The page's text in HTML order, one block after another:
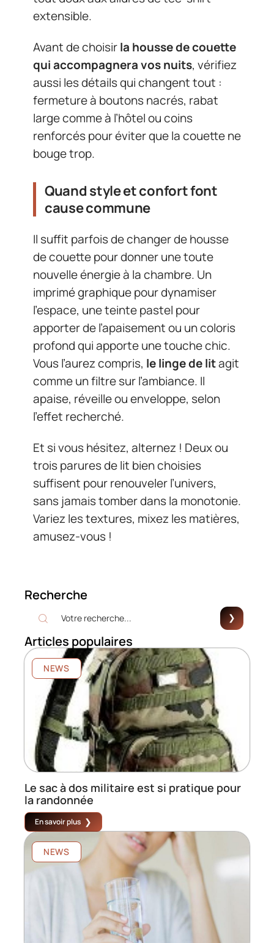
extensible.
Avant de choisirla housse de couette
qui accompagnera vos nuits, vérifiez
aussi les détails qui changent tout :
fermeture à boutons nacrés, rabat
large comme à l’hôtel ou coins
renforcés pour éviter que la couette ne
bouge trop.
Quand style et confort font
cause commune
Il suffit parfois de changer de housse
de couette pour donner une toute
nouvelle énergie à la chambre. Un
imprimé graphique pour dynamiser
l’espace, une teinte pastel pour
apporter de l’apaisement ou un coloris
profond qui apporte une touche chic.
Vous l’aurez compris, le linge de litagit
comme un filtre sur l’ambiance. Il
apaise, réveille ou enveloppe, selon
l’effet recherché.
Et si vous hésitez, alternez ! Deux ou
trois parures de lit bien choisies
suffisent pour renouveler l’univers,
sans jamais tomber dans la monotonie.
Variez les textures, mixez les matières,
amusez-vous !
Recherche
Articles populaires
NEWS
Le sac à dos militaire est si pratique pour
la randonnée
En savoir plus
NEWS